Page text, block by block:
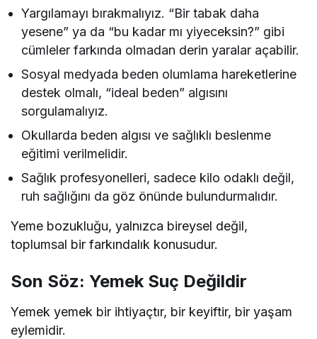
Yargılamayı bırakmalıyız. “Bir tabak daha
yesene” ya da “bu kadar mı yiyeceksin?” gibi
cümleler farkında olmadan derin yaralar açabilir.
Sosyal medyada beden olumlama hareketlerine
destek olmalı, “ideal beden” algısını
sorgulamalıyız.
Okullarda beden algısı ve sağlıklı beslenme
eğitimi verilmelidir.
Sağlık profesyonelleri, sadece kilo odaklı değil,
ruh sağlığını da göz önünde bulundurmalıdır.
Yeme bozukluğu, yalnızca bireysel değil,
toplumsal bir farkındalık konusudur.
Son Söz: Yemek Suç Değildir
Yemek yemek bir ihtiyaçtır, bir keyiftir, bir yaşam
eylemidir.